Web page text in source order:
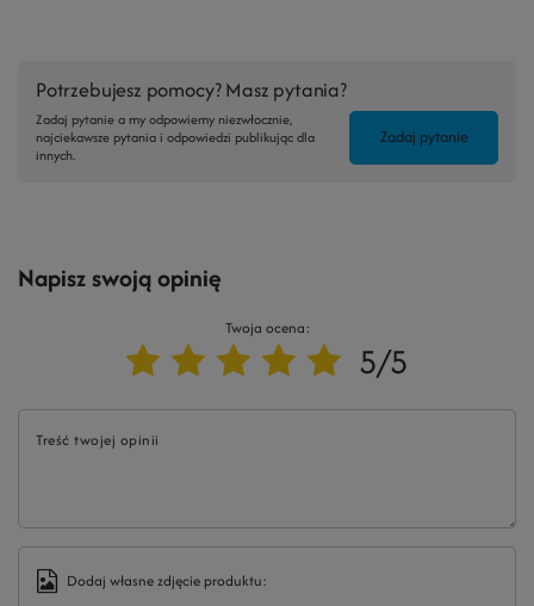
Potrzebujesz pomocy? Masz pytania?
Zadaj pytanie a my odpowiemy niezwłocznie,
najciekawsze pytania i odpowiedzi publikując dla
innych.
Zadaj pytanie
Napisz swoją opinię
Twoja ocena:
5/5
Treść twojej opinii
Dodaj własne zdjęcie produktu: